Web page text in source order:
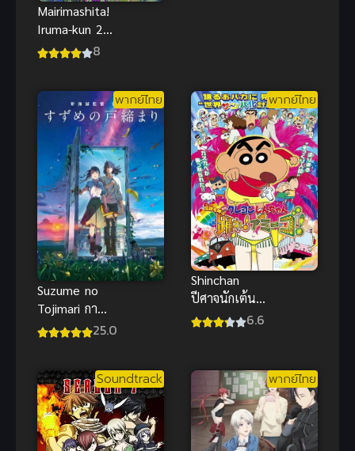
Mairimashita!
Iruma-kun 2
(2021) อิรุมะ
8
พากย์ไทย
Suzume no
Tojimari การ
ผนึกประตูของ25.0
พากย์ไทย
Shinchan
ปีศาจนักเต้น
ชินจังเดอะมูฟ
ป่วน
6.6
Soundtrack พากย์ไทย